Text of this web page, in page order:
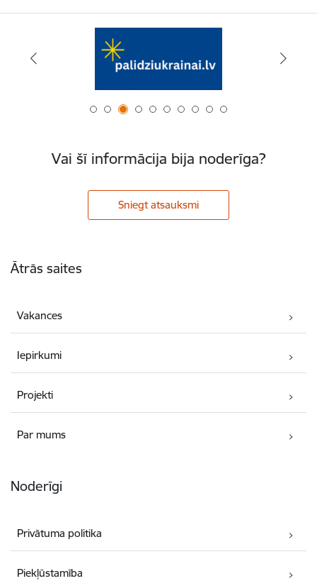
Vai šī informācija bija noderīga?
Sniegt atsauksmi
Ātrās saites
Vakances
Iepirkumi
Projekti
Par mums
Noderīgi
Privātuma politika
Piekļūstamība